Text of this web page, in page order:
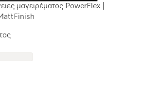
μαγειρέματος PowerFlex |